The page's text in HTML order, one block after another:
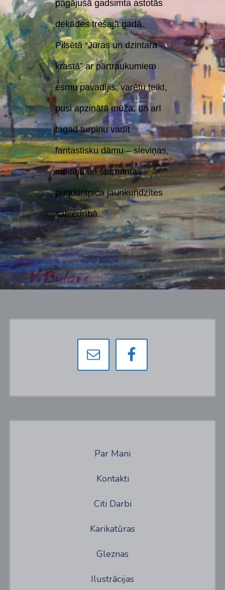
pagājušā gadsimta astotās
dekādes trešajā gadā.
Pilsētā “Jūras un dzintara
krastā” ar pārtraukumiem
esmu pavadījis, varētu teikt,
pusi apzinātā mūža, un arī
tagad turpinu vadīt
fantastisku dāmu – sieviņas,
meitiņu un šarmantas
punduršpica jaunkundzītes
sabiedrībā.
Par Mani
Kontakti
Citi Darbi
Karikatūras
Gleznas
Ilustrācijas